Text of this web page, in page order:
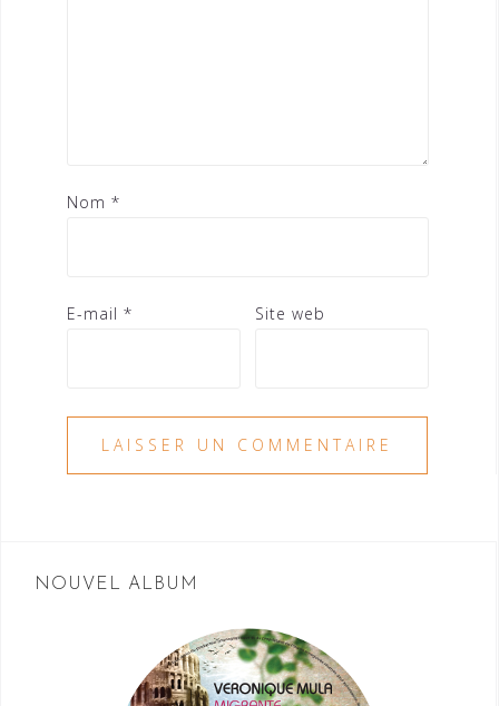
Nom *
E-mail * Site web
NOUVEL ALBUM